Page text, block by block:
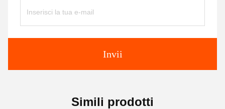
Invii
Simili prodotti